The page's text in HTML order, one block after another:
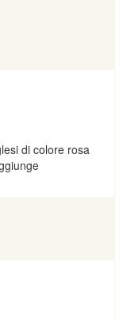
di colore rosa